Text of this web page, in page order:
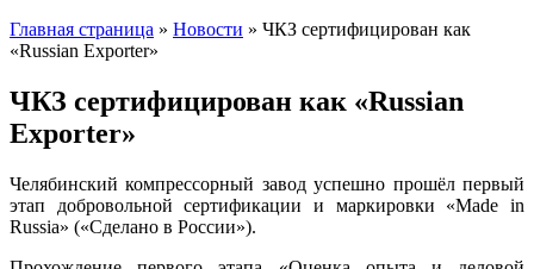
Главная страница » Новости » ЧКЗ сертифицирован как
«Russian Exporter»
ЧКЗ сертифицирован как «Russian
Exporter»
Челябинский компрессорный завод успешно прошёл первый
этап добровольной сертификации и маркировки «Made in
Russia» («Сделано в России»).